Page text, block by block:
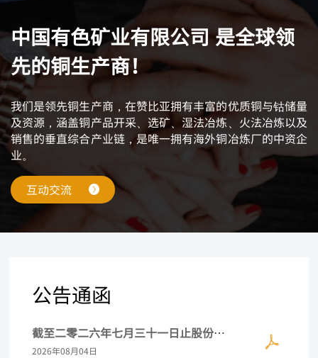
中国有色矿业有限公司 是全球领
先的铜生产商！
我们是领先铜生产商，在赞比亚拥有丰富的优质铜与钴储量
及资源，涵盖铜产品开采、选矿、湿法冶炼、火法冶炼以及
销售的垂直综合产业链，是唯一拥有海外铜冶炼厂的中资企
业。
互动交流
公告通函